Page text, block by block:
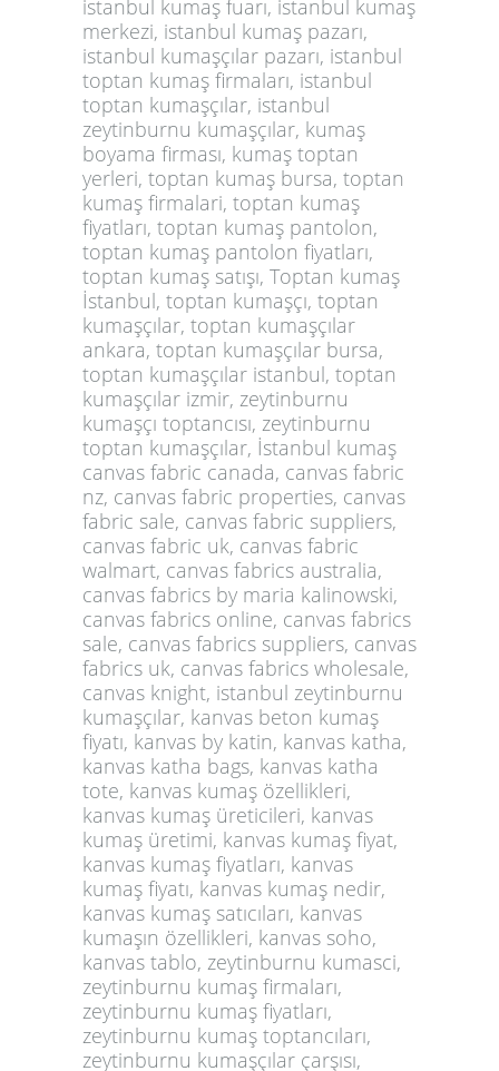
istanbul kumaş fuarı, istanbul kumaş
merkezi, istanbul kumaş pazarı,
istanbul kumaşçılar pazarı, istanbul
toptan kumaş firmaları, istanbul
toptan kumaşçılar, istanbul
zeytinburnu kumaşçılar, kumaş
boyama firması, kumaş toptan
yerleri, toptan kumaş bursa, toptan
kumaş firmalari, toptan kumaş
fiyatları, toptan kumaş pantolon,
toptan kumaş pantolon fiyatları,
toptan kumaş satışı, Toptan kumaş
İstanbul, toptan kumaşçı, toptan
kumaşçılar, toptan kumaşçılar
ankara, toptan kumaşçılar bursa,
toptan kumaşçılar istanbul, toptan
kumaşçılar izmir, zeytinburnu
kumaşçı toptancısı, zeytinburnu
toptan kumaşçılar, İstanbul kumaş
canvas fabric canada, canvas fabric
nz, canvas fabric properties, canvas
fabric sale, canvas fabric suppliers,
canvas fabric uk, canvas fabric
walmart, canvas fabrics australia,
canvas fabrics by maria kalinowski,
canvas fabrics online, canvas fabrics
sale, canvas fabrics suppliers, canvas
fabrics uk, canvas fabrics wholesale,
canvas knight, istanbul zeytinburnu
kumaşçılar, kanvas beton kumaş
fiyatı, kanvas by katin, kanvas katha,
kanvas katha bags, kanvas katha
tote, kanvas kumaş özellikleri,
kanvas kumaş üreticileri, kanvas
kumaş üretimi, kanvas kumaş fiyat,
kanvas kumaş fiyatları, kanvas
kumaş fiyatı, kanvas kumaş nedir,
kanvas kumaş satıcıları, kanvas
kumaşın özellikleri, kanvas soho,
kanvas tablo, zeytinburnu kumasci,
zeytinburnu kumaş firmaları,
zeytinburnu kumaş fiyatları,
zeytinburnu kumaş toptancıları,
zeytinburnu kumaşçılar çarşısı,